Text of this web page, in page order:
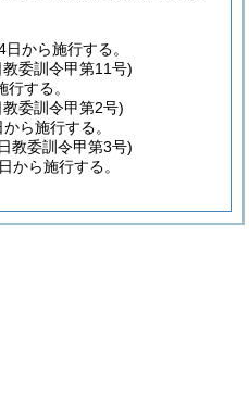
から施行する。
教委訓令甲第11号)
する。
教委訓令甲第2号)
ら施行する。
教委訓令甲第3号)
から施行する。